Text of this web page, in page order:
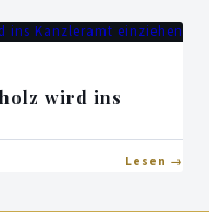
wird ins
Lesen